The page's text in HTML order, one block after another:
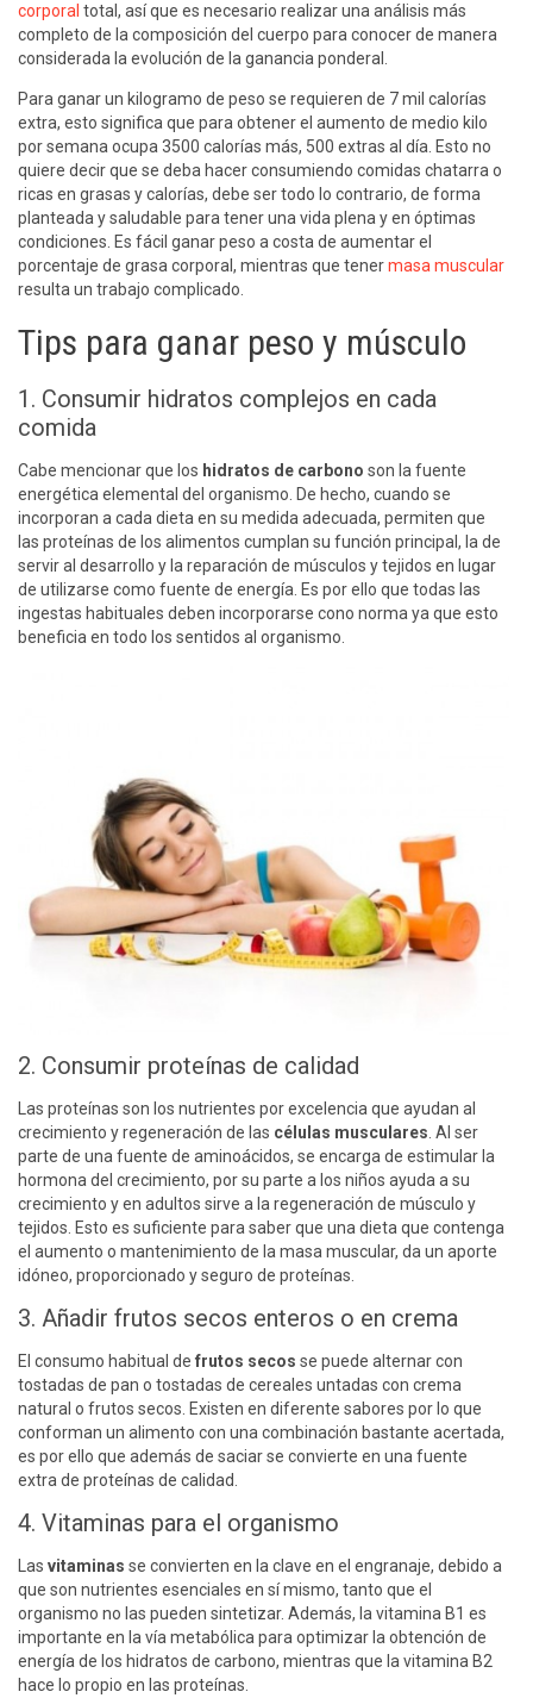
corporal total, así que es necesario realizar una análisis más
completo de la composición del cuerpo para conocer de manera
considerada la evolución de la ganancia ponderal.
Para ganar un kilogramo de peso se requieren de 7 mil calorías
extra, esto significa que para obtener el aumento de medio kilo
por semana ocupa 3500 calorías más, 500 extras al día. Esto no
quiere decir que se deba hacer consumiendo comidas chatarra o
ricas en grasas y calorías, debe ser todo lo contrario, de forma
planteada y saludable para tener una vida plena y en óptimas
condiciones. Es fácil ganar peso a costa de aumentar el
porcentaje de grasa corporal, mientras que tenermasa muscular
resulta un trabajo complicado.
Tips para ganar peso y músculo
1. Consumir hidratos complejos en cada
comida
Cabe mencionar que los hidratos de carbono son la fuente
energética elemental del organismo. De hecho, cuando se
incorporan a cada dieta en su medida adecuada, permiten que
las proteínas de los alimentos cumplan su función principal, la de
servir al desarrollo y la reparación de músculos y tejidos en lugar
de utilizarse como fuente de energía. Es por ello que todas las
ingestas habituales deben incorporarse cono norma ya que esto
beneficia en todo los sentidos al organismo.
2. Consumir proteínas de calidad
Las proteínas son los nutrientes por excelencia que ayudan al
crecimiento y regeneración de las células musculares. Al ser
parte de una fuente de aminoácidos, se encarga de estimular la
hormona del crecimiento, por su parte a los niños ayuda a su
crecimiento y en adultos sirve a la regeneración de músculo y
tejidos. Esto es suficiente para saber que una dieta que contenga
el aumento o mantenimiento de la masa muscular, da un aporte
idóneo, proporcionado y seguro de proteínas.
3. Añadir frutos secos enteros o en crema
El consumo habitual de frutos secos se puede alternar con
tostadas de pan o tostadas de cereales untadas con crema
natural o frutos secos. Existen en diferente sabores por lo que
conforman un alimento con una combinación bastante acertada,
es por ello que además de saciar se convierte en una fuente
extra de proteínas de calidad.
4. Vitaminas para el organismo
Las vitaminas se convierten en la clave en el engranaje, debido a
que son nutrientes esenciales en sí mismo, tanto que el
organismo no las pueden sintetizar. Además, la vitamina B1 es
importante en la vía metabólica para optimizar la obtención de
energía de los hidratos de carbono, mientras que la vitamina B2
hace lo propio en las proteínas.